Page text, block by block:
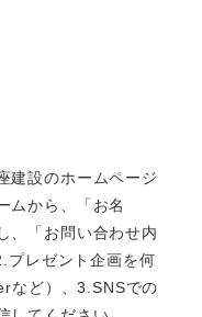
建設のホームページ
ムから、「お名
、「お問い合わせ内
プレゼント企画を何
など）、3.SNSでの